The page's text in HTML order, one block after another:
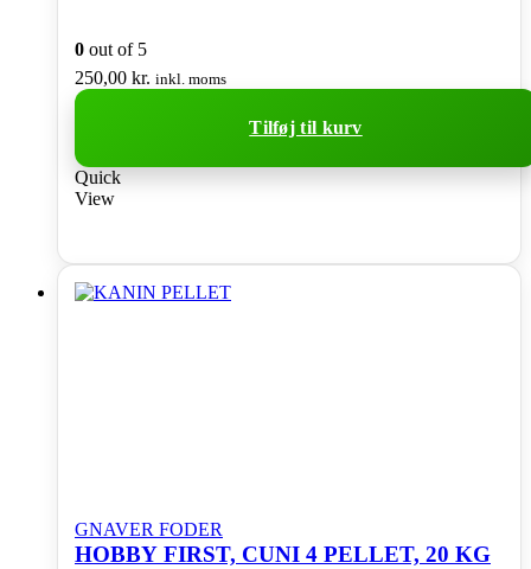
0 out of 5
250,00 kr. inkl. moms
Tilføj til kurv
Quick
View
GNAVER FODER
HOBBY FIRST, CUNI 4 PELLET, 20 KG